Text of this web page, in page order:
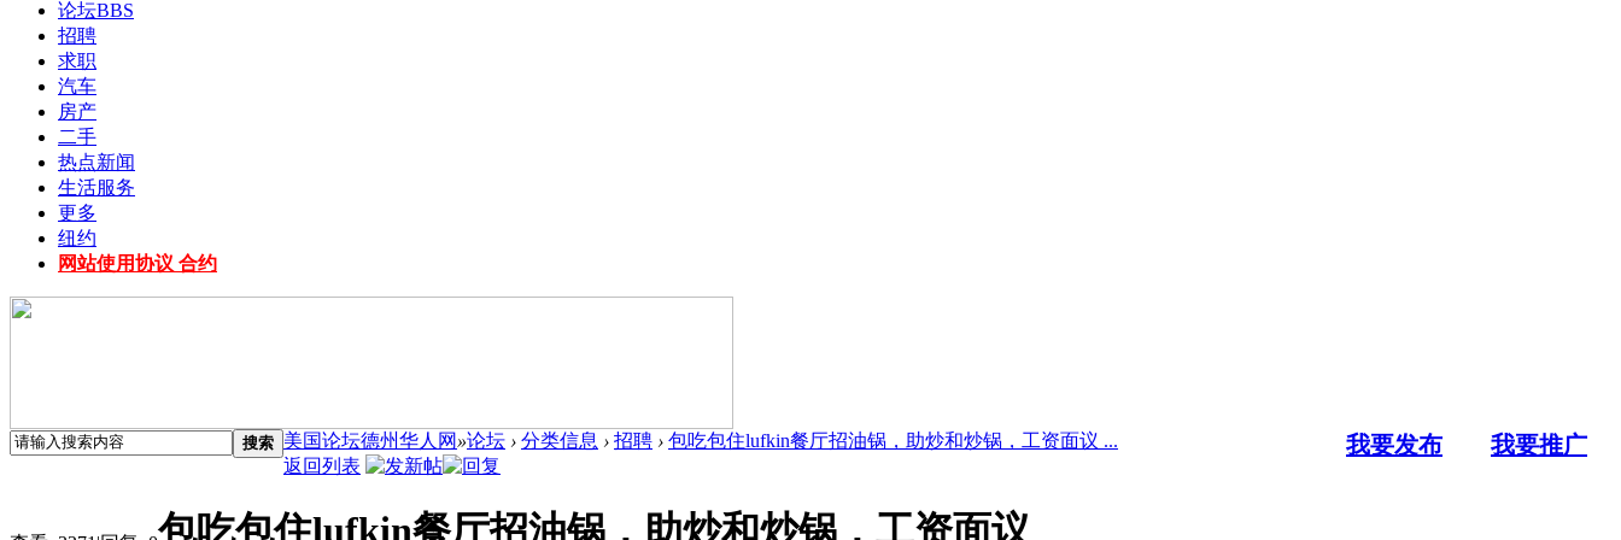
论坛BBS
招聘
求职
汽车
房产
二手
热点新闻
生活服务
更多
纽约
网站使用协议 合约
搜索 我要发布 我要推广
美国论坛德州华人网 »论坛 › 分类信息 › 招聘 › 包吃包住lufkin餐厅招油锅，助炒和炒锅，工资面议 ...
返回列表
包吃包住lufkin餐厅招油锅，助炒和炒锅，工资面议